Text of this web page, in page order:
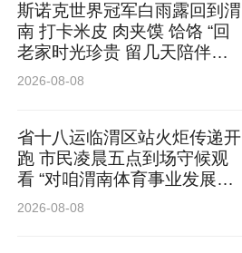
斯诺克世界冠军白雨露回到渭
南 打卡米皮 肉夹馍 饸饹 “回
老家时光珍贵 留几天陪伴长
辈”
2026-08-08
省十八运临渭区站火炬传递开
跑 市民凌晨五点到场守候观
看 “对咱渭南体育事业发展充
满信心”
2026-08-08